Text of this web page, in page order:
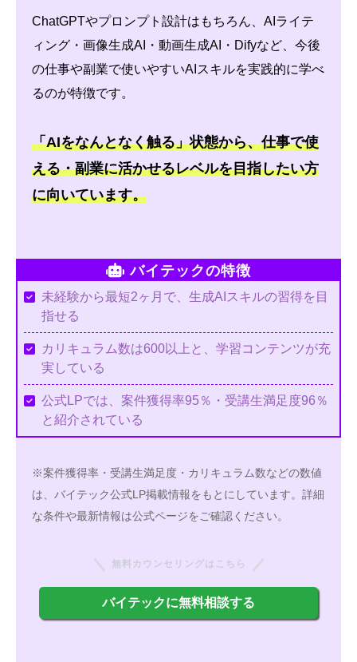
ChatGPTやプロンプト設計はもちろん、AIライテ
ィング・画像生成AI・動画生成AI・Difyなど、今後
の仕事や副業で使いやすいAIスキルを実践的に学べ
るのが特徴です。
「AIをなんとなく触る」状態から、仕事で使
える・副業に活かせるレベルを目指したい方
に向いています。
バイテックの特徴
未経験から最短2ヶ月で、生成AIスキルの習得を目
指せる
カリキュラム数は600以上と、学習コンテンツが充
実している
公式LPでは、案件獲得率95％・受講生満足度96％
と紹介されている
※案件獲得率・受講生満足度・カリキュラム数などの数値
は、バイテック公式LP掲載情報をもとにしています。詳細
な条件や最新情報は公式ページをご確認ください。
無料カウンセリングはこちら
バイテックに無料相談する